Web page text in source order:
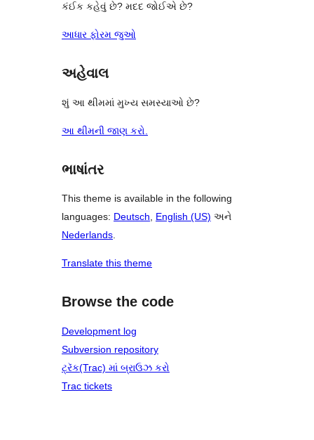
કંઈક કહેવું છે? મદદ જોઈએ છે?
આધાર ફોરમ જુઓ
અહેવાલ
શું આ થીમમાં મુખ્ય સમસ્યાઓ છે?
આ થીમની જાણ કરો.
ભાષાંતર
This theme is available in the following
languages: Deutsch, English (US) અને
Nederlands.
Translate this theme
Browse the code
Development log
Subversion repository
ટ્રૅક(Trac) માં બ્રાઉઝ કરો
Trac tickets